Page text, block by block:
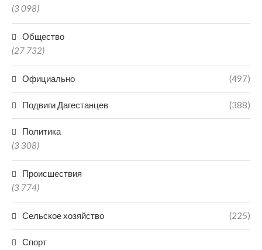
(3 098)
Общество
(27 732)
Официально (497)
Подвиги Дагестанцев (388)
Политика
(3 308)
Происшествия
(3 774)
Сельское хозяйство (225)
Спорт